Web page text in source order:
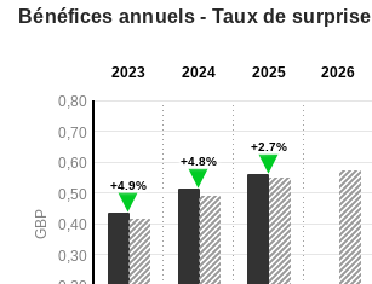
Bénéfices annuels - Taux de surprise